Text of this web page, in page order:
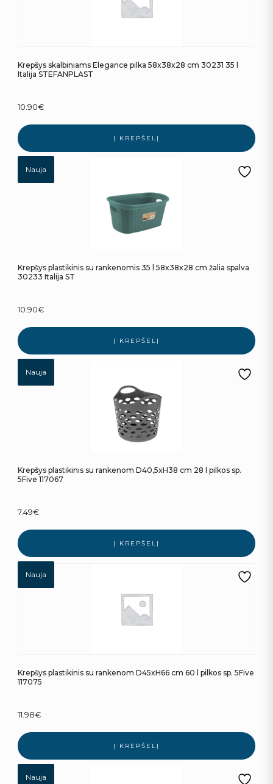
Krepšys skalbiniams Elegance pilka 58x38x28 cm 30231 35 l
Italija STEFANPLAST
10.90€
Į KREPŠELĮ
Nauja
Krepšys plastikinis su rankenomis 35 l 58x38x28 cm žalia spalva
30233 Italija ST
10.90€
Į KREPŠELĮ
Nauja
Krepšys plastikinis su rankenom D40,5xH38 cm 28 l pilkos sp.
5Five 117067
7.49€
Į KREPŠELĮ
Nauja
Krepšys plastikinis su rankenom D45xH66 cm 60 l pilkos sp. 5Five
117075
11.98€
Į KREPŠELĮ
Nauja